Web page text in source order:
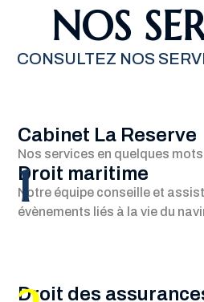
NOS
CONSULTEZ NOS
Cabinet La Reserve
Nos services en quelques mots
Droit maritime
Notre équipe conseille et
évènements liés à la vie du
1
Droit des